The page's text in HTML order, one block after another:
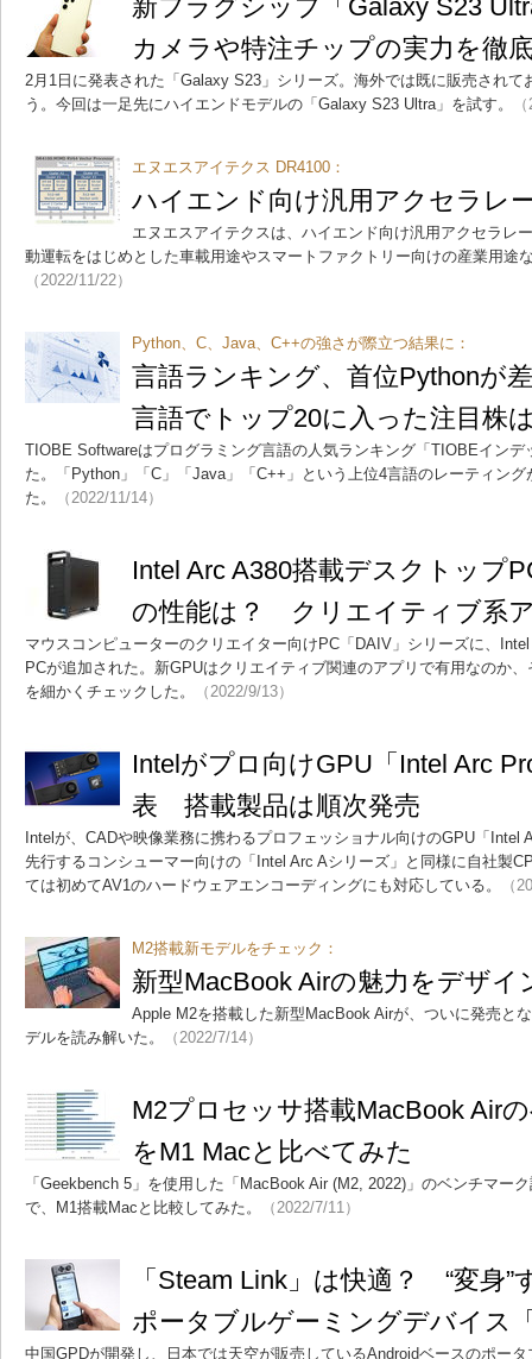
新フラグシップ「Galaxy S23
カメラや特注チップの実力を徹
2月1日に発表された「Galaxy S23」シリーズ。海外では既に販売され
う。今回は一足先にハイエンドモデルの「Galaxy S23 Ultra」を試す。
エヌエスアイテクス DR4100：
ハイエンド向け汎用アクセラレ
エヌエスアイテクスは、ハイエンド向け汎用アクセラレ
動運転をはじめとした車載用途やスマートファクトリー向けの産業用途
（2022/11/22）
Python、C、Java、C++の強さが際立つ結果に：
言語ランキング、首位Pythonが
言語でトップ20に入った注目株
TIOBE Softwareはプログラミング言語の人気ランキング「TIOBEインデ
た。「Python」「C」「Java」「C++」という上位4言語のレーティン
た。
（2022/11/14）
Intel Arc A380搭載デスクトップ
の性能は？ クリエイティブ系
マウスコンピューターのクリエイター向けPC「DAIV」シリーズに、
PCが追加された。新GPUはクリエイティブ関連のアプリで有用なのか
を細かくチェックした。
（2022/9/13）
Intelがプロ向けGPU「Intel Arc
表 搭載製品は順次発売
Intelが、CADや映像業務に携わるプロフェッショナル向けのGPU「Intel
先行するコンシューマー向けの「Intel Arc Aシリーズ」と同様に自社製
ては初めてAV1のハードウェアエンコーディングにも対応している。
（
M2搭載新モデルをチェック：
新型MacBook Airの魅力をデザ
Apple M2を搭載した新型MacBook Airが、ついに発売と
デルを読み解いた。
（2022/7/14）
M2プロセッサ搭載MacBook Air
をM1 Macと比べてみた
「Geekbench 5」を使用した「MacBook Air (M2, 2022)」のベンチマー
で、M1搭載Macと比較してみた。
（2022/7/11）
「Steam Link」は快適？ “変身”
ポータブルゲーミングデバイス
中国GPDが開発し、日本では天空が販売しているAndroidベースのポー